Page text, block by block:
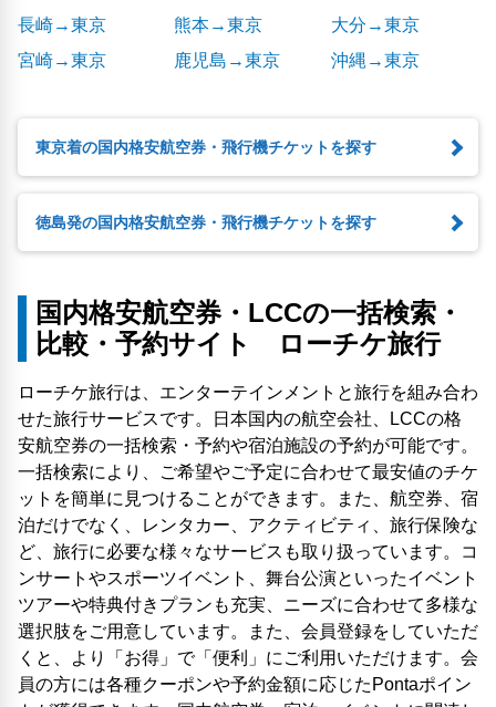
長崎→東京
熊本→東京
大分→東京
宮崎→東京
鹿児島→東京 沖縄→東京
東京着の国内格安航空券・飛行機チケットを探す
徳島発の国内格安航空券・飛行機チケットを探す
国内格安航空券・LCCの一括検索・
比較・予約サイト ローチケ旅行
ローチケ旅行は、エンターテインメントと旅行を組み合わ
せた旅行サービスです。日本国内の航空会社、LCCの格
安航空券の一括検索・予約や宿泊施設の予約が可能です。
一括検索により、ご希望やご予定に合わせて最安値のチケ
ットを簡単に見つけることができます。また、航空券、宿
泊だけでなく、レンタカー、アクティビティ、旅行保険な
ど、旅行に必要な様々なサービスも取り扱っています。コ
ンサートやスポーツイベント、舞台公演といったイベント
ツアーや特典付きプランも充実、ニーズに合わせて多様な
選択肢をご用意しています。また、会員登録をしていただ
くと、より「お得」で「便利」にご利用いただけます。会
員の方には各種クーポンや予約金額に応じたPontaポイン